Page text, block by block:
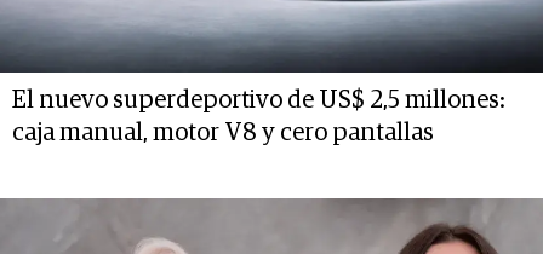
El nuevo superdeportivo de US$ 2,5 millones:
caja manual, motor V8 y cero pantallas